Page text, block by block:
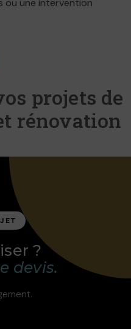
ou une intervention
projets de
rénovation
?
devis.